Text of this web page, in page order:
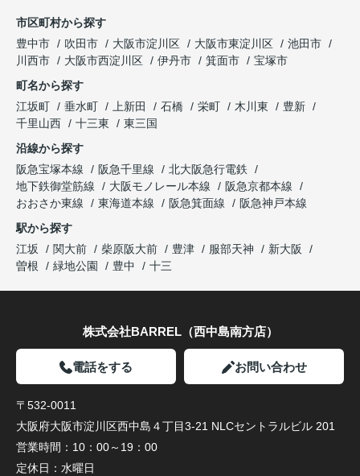
市区町村から探す
豊中市
吹田市 大阪市淀川区 大阪市東淀川区
池田市
川西市
大阪市西淀川区 伊丹市 箕面市
宝塚市
町名から探す
江坂町
垂水町 上新田 石橋 栄町 木川東
豊新
千里山西
十三東
東三国
沿線から探す
阪急宝塚本線
阪急千里線
北大阪急行電鉄
地下鉄御堂筋線
大阪モノレール本線
阪急京都本線
おおさか東線
東海道本線 阪急箕面線
阪急神戸本線
駅から探す
江坂
関大前 柴原阪大前 豊津 服部天神
新大阪
曽根
緑地公園 豊中 十三
株式会社BARREL（西中島南方店）
電話をする お問い合わせ
〒532-0011
大阪府大阪市淀川区西中島４丁目3-21 NLCセントラルビル 201
営業時間： 10：00～19：00
定休日： 水曜日